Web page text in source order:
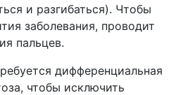
и разгибаться). Чтобы
заболевания, проводит
пальцев.
дифференциальная
чтобы исключить